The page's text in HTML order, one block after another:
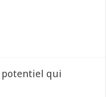
potentiel qui